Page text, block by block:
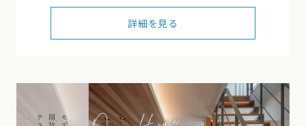
九州・沖縄エリア
福岡県 佐賀県長崎県熊本県大分県 宮崎県鹿児島県
ニュースレター
デザインコンテスト
愛知県岐阜県静岡県三重県
大阪府 兵庫県京都府 滋賀県奈良県 和歌山県
詳細を見る